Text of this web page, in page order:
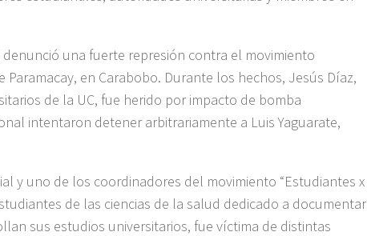
una fuerte represión contra el movimiento
en Carabobo. Durante los hechos, Jesús Díaz,
de la UC, fue herido por impacto de bomba
intentaron detener arbitrariamente a Luis Yaguarate,
y uno de los coordinadores del movimiento “Estudiantes x
de las ciencias de la salud dedicado a documentar
sus estudios universitarios, fue víctima de distintas